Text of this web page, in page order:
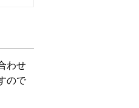
わせ
ので